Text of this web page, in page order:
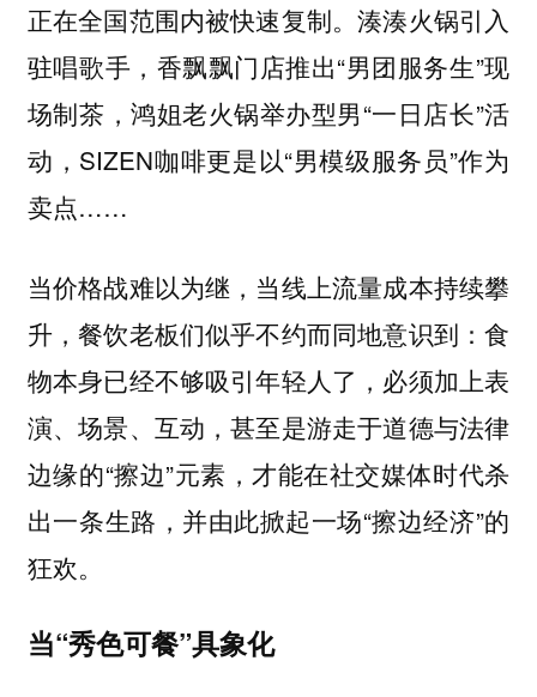
正在全国范围内被快速复制。湊湊火锅引入
驻唱歌手，香飘飘门店推出“男团服务生”现
场制茶，鸿姐老火锅举办型男“一日店长”活
动，SIZEN咖啡更是以“男模级服务员”作为
卖点……
当价格战难以为继，当线上流量成本持续攀
升，餐饮老板们似乎不约而同地意识到：食
物本身已经不够吸引年轻人了，必须加上表
演、场景、互动，甚至是游走于道德与法律
边缘的“擦边”元素，才能在社交媒体时代杀
出一条生路，并由此掀起一场“擦边经济”的
狂欢。
当“秀色可餐”具象化